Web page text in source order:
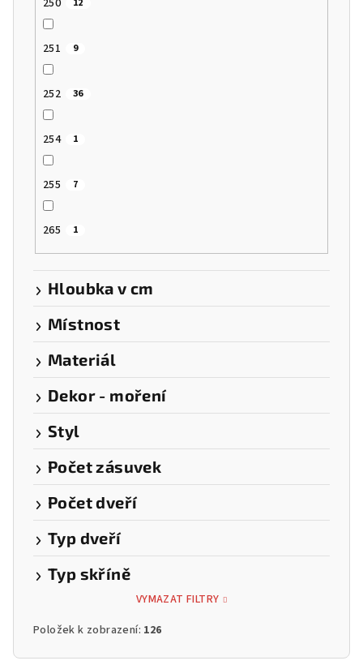
251 9
252 36
254 1
255 7
265 1
Hloubka v cm
Místnost
Materiál
Dekor - moření
Styl
Počet zásuvek
Počet dveří
Typ dveří
Typ skříně
VYMAZAT FILTRY
Položek k zobrazení: 126